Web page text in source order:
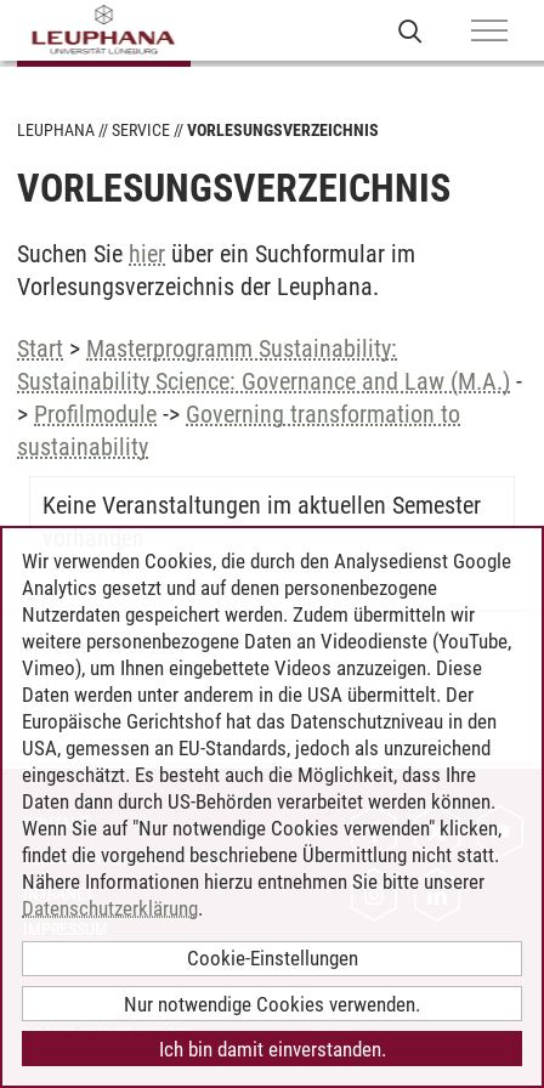
LEUPHANA SERVICE VORLESUNGSVERZEICHNIS
VORLESUNGSVERZEICHNIS
Suchen Sie hier über ein Suchformular im
Vorlesungsverzeichnis der Leuphana.
Start > Masterprogramm Sustainability:
Sustainability Science: Governance and Law (M.A.) -
> Profilmodule -> Governing transformation to
sustainability
Keine Veranstaltungen im aktuellen Semester
vorhanden
Timo Leder/30.06.2024
KONTAKT
LEUPHANA ALS ARBEITGEBER
INTRANET
BARRIEREFREIHEIT
COOKIE-EINSTELLUNGEN
Wir verwenden Cookies, die durch den Analysedienst Google
Analytics gesetzt und auf denen personenbezogene
Nutzerdaten gespeichert werden. Zudem übermitteln wir
weitere personenbezogene Daten an Videodienste (YouTube,
Vimeo), um Ihnen eingebettete Videos anzuzeigen. Diese
Daten werden unter anderem in die USA übermittelt. Der
Europäische Gerichtshof hat das Datenschutzniveau in den
USA, gemessen an EU-Standards, jedoch als unzureichend
eingeschätzt. Es besteht auch die Möglichkeit, dass Ihre
Daten dann durch US-Behörden verarbeitet werden können.
Wenn Sie auf "Nur notwendige Cookies verwenden" klicken,
findet die vorgehend beschriebene Übermittlung nicht statt.
Nähere Informationen hierzu entnehmen Sie bitte unserer
Datenschutzerklärung.
Cookie-Einstellungen
Nur notwendige Cookies verwenden.
Ich bin damit einverstanden.